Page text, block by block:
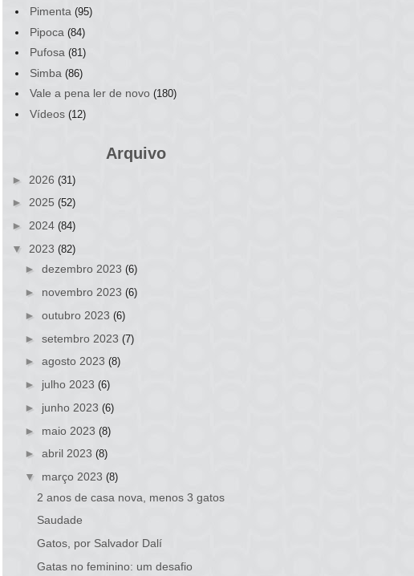
Pimenta (95)
Pipoca (84)
Pufosa (81)
Simba (86)
Vale a pena ler de novo (180)
Vídeos (12)
Arquivo
► 2026 (31)
► 2025 (52)
► 2024 (84)
▼ 2023 (82)
► dezembro 2023 (6)
► novembro 2023 (6)
► outubro 2023 (6)
► setembro 2023 (7)
► agosto 2023 (8)
► julho 2023 (6)
► junho 2023 (6)
► maio 2023 (8)
► abril 2023 (8)
▼ março 2023 (8)
2 anos de casa nova, menos 3 gatos
Saudade
Gatos, por Salvador Dalí
Gatas no feminino: um desafio